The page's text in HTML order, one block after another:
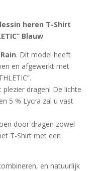
heren T-Shirt
Blauw
. Dit model heeft
en afgewerkt met
dragen! De lichte
5 % Lycra zal u vast
door dragen zowel
T-Shirt met een
en natuurlijk